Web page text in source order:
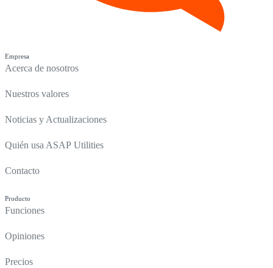
Empresa
Acerca de nosotros
Nuestros valores
Noticias y Actualizaciones
Quién usa ASAP Utilities
Contacto
Producto
Funciones
Opiniones
Precios